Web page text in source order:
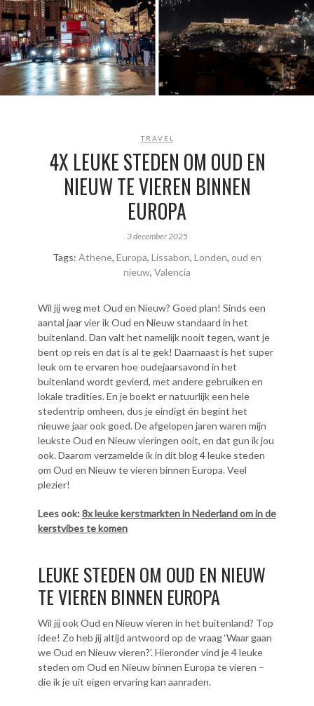
TRAVEL
4X LEUKE STEDEN OM OUD EN
NIEUW TE VIEREN BINNEN
EUROPA
3 december 2025
Tags: Athene, Europa, Lissabon, Londen, oud en
nieuw, Valencia
Wil jij weg met Oud en Nieuw? Goed plan! Sinds een
aantal jaar vier ik Oud en Nieuw standaard in het
buitenland. Dan valt het namelijk nooit tegen, want je
bent op reis en dat is al te gek! Daarnaast is het super
leuk om te ervaren hoe oudejaarsavond in het
buitenland wordt gevierd, met andere gebruiken en
lokale tradities. En je boekt er natuurlijk een hele
stedentrip omheen, dus je eindigt én begint het
nieuwe jaar ook goed. De afgelopen jaren waren mijn
leukste Oud en Nieuw vieringen ooit, en dat gun ik jou
ook. Daarom verzamelde ik in dit blog 4 leuke steden
om Oud en Nieuw te vieren binnen Europa. Veel
plezier!
Lees ook:8x leuke kerstmarkten in Nederland om in de
kerstvibes te komen
LEUKE STEDEN OM OUD EN NIEUW
TE VIEREN BINNEN EUROPA
Wil jij ook Oud en Nieuw vieren in het buitenland? Top
idee! Zo heb jij altijd antwoord op de vraag ‘Waar gaan
we Oud en Nieuw vieren?’. Hieronder vind je 4 leuke
steden om Oud en Nieuw binnen Europa te vieren –
die ik je uit eigen ervaring kan aanraden.